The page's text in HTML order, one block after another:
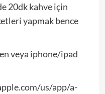
20dk kahve için
yapmak bence
veya iphone/ipad
us/app/a-